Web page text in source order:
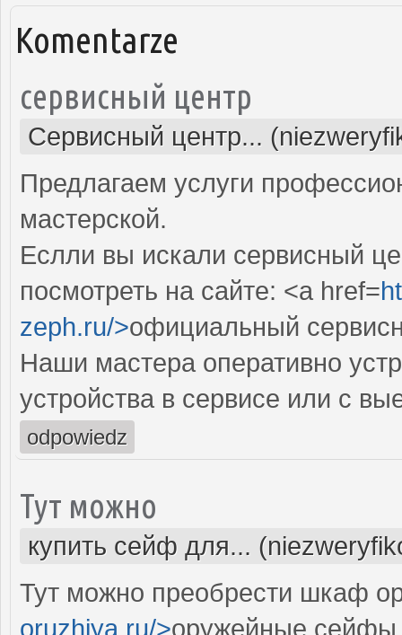
Komentarze
сервисный центр
Сервисный центр...
Предлагаем услуги
мастерской.
Еслли вы искали сервисный
посмотреть на сайте: <a href=
zeph.ru/>официальный
Наши мастера оперативно
устройства в сервисе или с
odpowiedz
Тут можно
купить сейф для...
Тут можно преобрести шкаф
oruzhiya.ru/>оружейные